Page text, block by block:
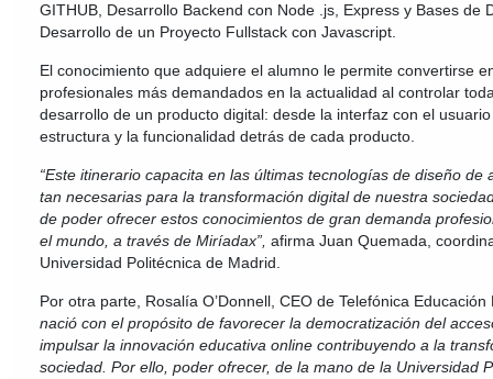
GITHUB, Desarrollo Backend con Node .js, Express y Bases de
Desarrollo de un Proyecto Fullstack con Javascript.
El conocimiento que adquiere el alumno le permite convertirse
profesionales más demandados en la actualidad al controlar
desarrollo de un producto digital: desde la interfaz con el
estructura y la funcionalidad detrás de cada producto.
“Este itinerario capacita en las últimas tecnologías de diseño de
tan necesarias para la transformación digital de nuestra
de poder ofrecer estos conocimientos de gran demanda
el mundo, a través de Miríadax” afirma Juan Quemada,
Universidad Politécnica de Madrid.
Por otra parte, Rosalía O’Donnell, CEO de Telefónica
nació con el propósito de favorecer la democratización del
impulsar la innovación educativa online contribuyendo a la
sociedad. Por ello, poder ofrecer, de la mano de la Universidad